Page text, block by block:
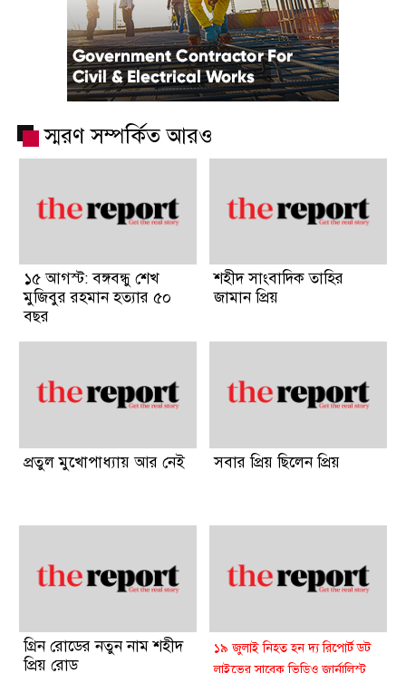
স্মরণ সম্পর্কিত আরও
১৫ আগস্ট: বঙ্গবন্ধু শেখ
মুজিবুর রহমান হত্যার ৫০
বছর
শহীদ সাংবাদিক তাহির
জামান প্রিয়
প্রতুল মুখোপাধ্যায় আর নেই সবার প্রিয় ছিলেন প্রিয়
গ্রিন রোডের নতুন নাম শহীদ
প্রিয় রোড
১৯ জুলাই নিহত হন দ্য রিপোর্ট ডট
লাইভের সাবেক ভিডিও জার্নালিস্ট